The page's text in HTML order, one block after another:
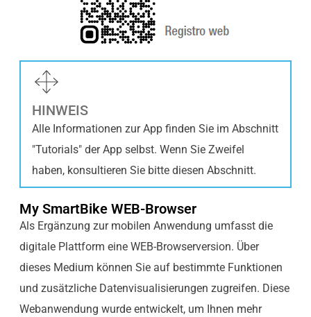
HINWEIS
Alle Informationen zur App finden Sie im Abschnitt
"Tutorials" der App selbst. Wenn Sie Zweifel
haben, konsultieren Sie bitte diesen Abschnitt.
My SmartBike WEB-Browser
Als Ergänzung zur mobilen Anwendung umfasst die
digitale Plattform eine WEB-Browserversion. Über
dieses Medium können Sie auf bestimmte Funktionen
und zusätzliche Datenvisualisierungen zugreifen. Diese
Webanwendung wurde entwickelt, um Ihnen mehr